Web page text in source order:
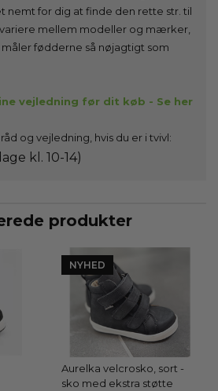
nemt for dig at finde den rette str. til
mellem modeller og mærker,
fødderne så nøjagtigt som
vejledning før dit køb - Se her
og vejledning, hvis du er i tvivl:
kl. 10-14)
produkter
NYHED
Aurelka velcrosko, sort -
sko med ekstra støtte